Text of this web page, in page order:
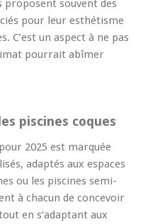
proposent souvent des
pour leur esthétisme
C’est un aspect à ne pas
pourrait abîmer
piscines coques
2025 est marquée
adaptés aux espaces
ou les piscines semi-
à chacun de concevoir
en s’adaptant aux